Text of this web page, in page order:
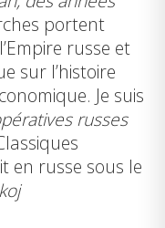
portent
russe et
sur l’histoire
Je suis
russes
en russe sous le